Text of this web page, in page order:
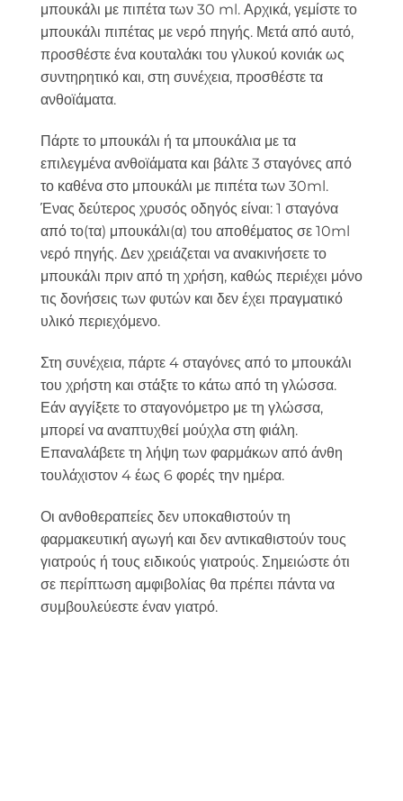
μπουκάλι με πιπέτα των 30 ml. Αρχικά, γεμίστε το
μπουκάλι πιπέτας με νερό πηγής. Μετά από αυτό,
προσθέστε ένα κουταλάκι του γλυκού κονιάκ ως
συντηρητικό και, στη συνέχεια, προσθέστε τα
ανθοϊάματα.
Πάρτε το μπουκάλι ή τα μπουκάλια με τα
επιλεγμένα ανθοϊάματα και βάλτε 3 σταγόνες από
το καθένα στο μπουκάλι με πιπέτα των 30ml.
Ένας δεύτερος χρυσός οδηγός είναι: 1 σταγόνα
από το(τα) μπουκάλι(α) του αποθέματος σε 10ml
νερό πηγής. Δεν χρειάζεται να ανακινήσετε το
μπουκάλι πριν από τη χρήση, καθώς περιέχει μόνο
τις δονήσεις των φυτών και δεν έχει πραγματικό
υλικό περιεχόμενο.
Στη συνέχεια, πάρτε 4 σταγόνες από το μπουκάλι
του χρήστη και στάξτε το κάτω από τη γλώσσα.
Εάν αγγίξετε το σταγονόμετρο με τη γλώσσα,
μπορεί να αναπτυχθεί μούχλα στη φιάλη.
Επαναλάβετε τη λήψη των φαρμάκων από άνθη
τουλάχιστον 4 έως 6 φορές την ημέρα.
Οι ανθοθεραπείες δεν υποκαθιστούν τη
φαρμακευτική αγωγή και δεν αντικαθιστούν τους
γιατρούς ή τους ειδικούς γιατρούς. Σημειώστε ότι
σε περίπτωση αμφιβολίας θα πρέπει πάντα να
συμβουλεύεστε έναν γιατρό.